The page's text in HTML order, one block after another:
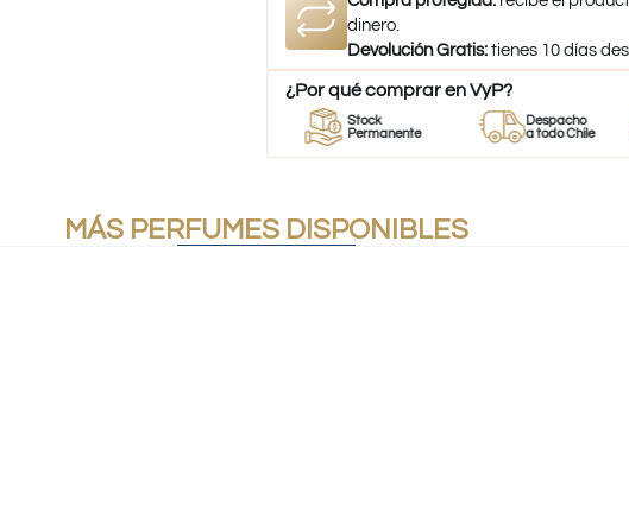
dinero.
Devolución Gratis: tienes 10 días
¿Por qué comprar en VyP?
Stock
Permanente
Despacho
a todo Chile
MÁS PERFUMES DISPONIBLES